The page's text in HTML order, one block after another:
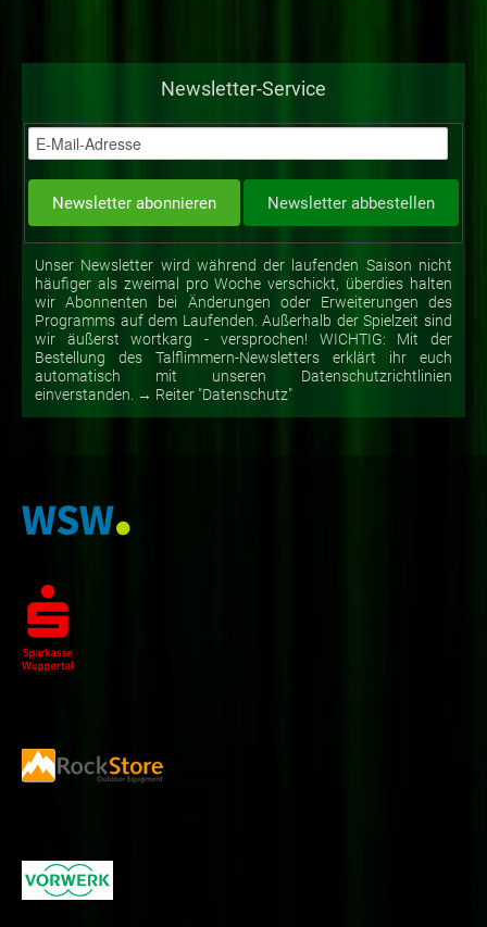
Newsletter-Service
Unser Newsletter wird während der laufenden Saison nicht
häufiger als zweimal pro Woche verschickt, überdies halten
wir Abonnenten bei Änderungen oder Erweiterungen des
Programms auf dem Laufenden. Außerhalb der Spielzeit sind
wir äußerst wortkarg - versprochen! WICHTIG: Mit der
Bestellung des Talflimmern-Newsletters erklärt ihr euch
automatisch mit unseren Datenschutzrichtlinien
einverstanden. → Reiter "Datenschutz"